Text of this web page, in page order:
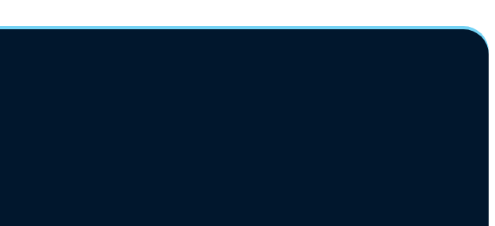
υψηλής ανάλυση στην γεωαρχαιολογία